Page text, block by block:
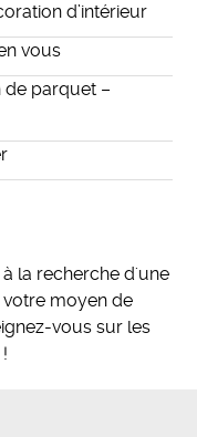
d’intérieur
vous
parquet –
la recherche d'une
moyen de
vous sur les
!